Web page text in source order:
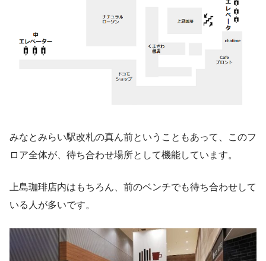
みなとみらい駅改札の真ん前ということもあって、このフ
ロア全体が、待ち合わせ場所として機能しています。
上島珈琲店内はもちろん、前のベンチでも待ち合わせして
いる人が多いです。